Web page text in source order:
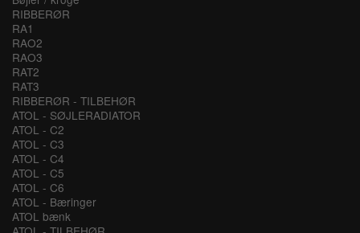
RIBBERØR
RA1
RAO2
RAO3
RAT2
RAT3
RIBBERØR - TILBEHØR
ATOL - SØJLERADIATOR
ATOL - C2
ATOL - C3
ATOL - C4
ATOL - C5
ATOL - C6
ATOL - Bæringer
ATOL bænk